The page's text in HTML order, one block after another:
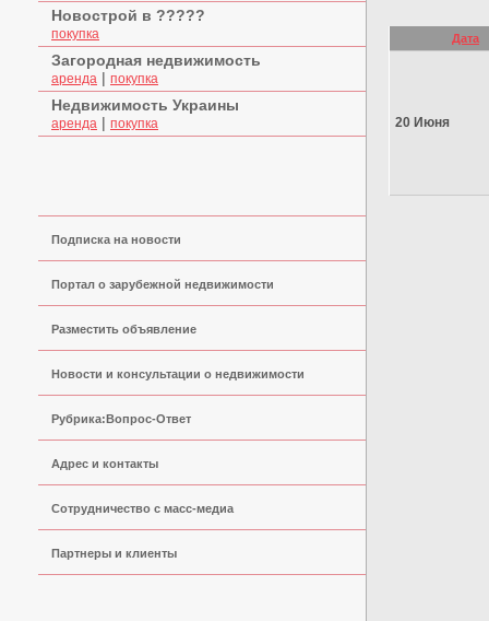
Новострой в ?????
покупка
Загородная недвижимость
аренда | покупка
Недвижимость Украины
аренда | покупка
Подписка на новости
Портал о зарубежной недвижимости
Разместить объявление
Новости и консультации о недвижимости
Рубрика:Вопрос-Ответ
Адрес и контакты
Сoтрудничество с масс-медиа
Партнеры и клиенты
Дата
20 Июня